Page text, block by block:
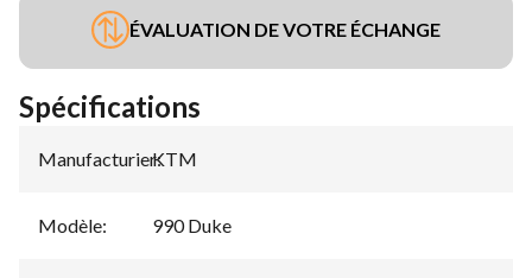
ÉVALUATION DE VOTRE ÉCHANGE
Spécifications
Manufacturier:
KTM
Modèle: 990 Duke